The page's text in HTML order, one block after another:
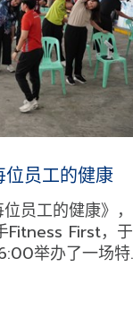
员工的健康
员工的健康》，
Fitness First，于
举办了一场特
锻炼，并更好地